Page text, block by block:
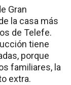
Gran
la casa más
de Telefe.
tiene
porque
familiares, la
extra.